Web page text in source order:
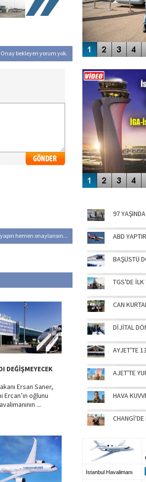
Onay bekleyen yorum yok.
hemen onaylansın...
DEĞİŞMEYECEK
Ersan Saner,
Ercan’ın oğlunu
...
ENGELLERİN AŞILDIĞI
97
ABD
BAŞÜSTÜ
TGS'DE İLK
CAN
DİJİTAL
AYJET'TE
AJET'TE
HAVA
İstanbul Havalimanı